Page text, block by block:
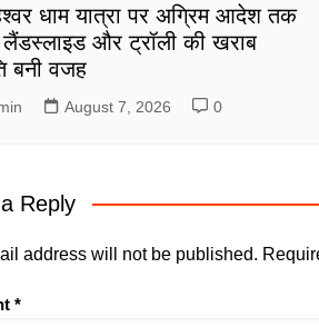
धाम यात्रा पर अग्रिम आदेश तक
और ट्रॉली की खराब
बनी वजह
August 7, 2026 0
Reply
address will not be published.
*